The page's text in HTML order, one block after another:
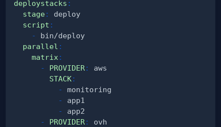
deploystacks :
stage:
script :
-
parallel :
matrix :
-
PROVIDER:
STACK:
-
-
-
-
PROVIDER: